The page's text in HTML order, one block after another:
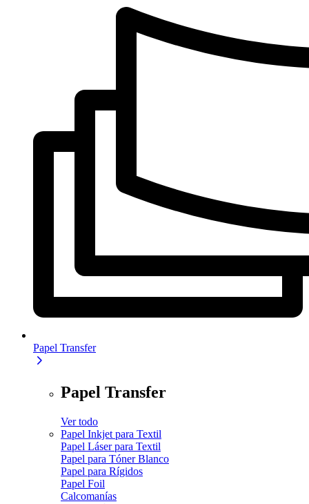
Papel Transfer
Papel Transfer
Ver todo
Papel Inkjet para Textil
Papel Láser para Textil
Papel para Tóner Blanco
Papel para Rígidos
Papel Foil
Calcomanías